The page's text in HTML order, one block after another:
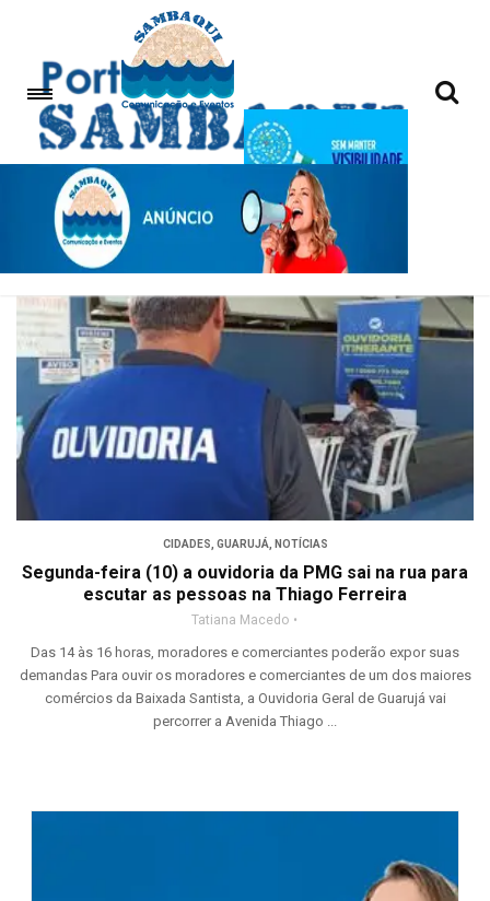
Thiago Ferreira
CIDADES, GUARUJÁ, NOTÍCIAS
Segunda-feira (10) a ouvidoria da PMG sai na rua para
escutar as pessoas na Thiago Ferreira
Tatiana Macedo
Das 14 às 16 horas, moradores e comerciantes poderão expor suas
demandas Para ouvir os moradores e comerciantes de um dos maiores
comércios da Baixada Santista, a Ouvidoria Geral de Guarujá vai
percorrer a Avenida Thiago ...